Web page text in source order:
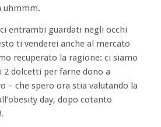
uhmmm.
entrambi guardati negli occhi
ti venderei anche al mercato
recuperato la ragione: ci siamo
dolcetti per farne dono a
– che spero ora stia valutando la
day, dopo cotanto